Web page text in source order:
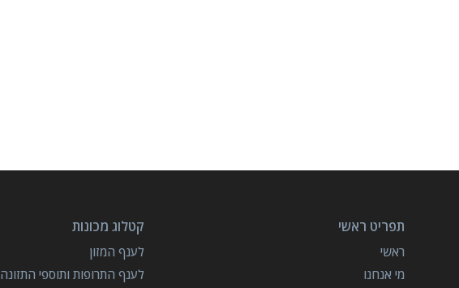
תפריט ראשי
ראשי
מי אנחנו
קטלוג מכונות
לענף המזון
לענף התרופות ותוספי התזונה